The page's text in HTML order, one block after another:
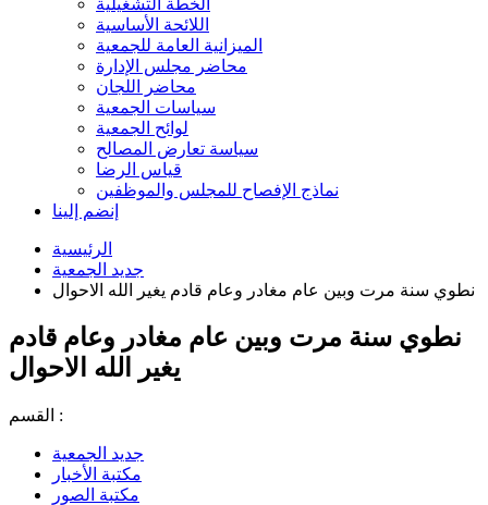
الخطة التشغيلية
اللائحة الأساسية
الميزانية العامة للجمعية
محاضر مجلس الإدارة
محاضر اللجان
سياسات الجمعية
لوائح الجمعية
سياسة تعارض المصالح
قياس الرضا
نماذج الإفصاح للمجلس والموظفين
إنضم إلينا
الرئيسية
جديد الجمعية
نطوي سنة مرت وبين عام مغادر وعام قادم يغير الله الاحوال
نطوي سنة مرت وبين عام مغادر وعام قادم
يغير الله الاحوال
القسم :
جديد الجمعية
مكتبة الأخبار
مكتبة الصور